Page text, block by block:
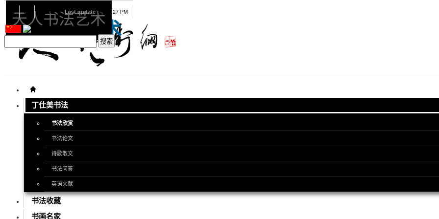
天人书法艺术
丁仕美书法
书法欣赏
书法论文
诗歌散文
书法问答
英语文献
书法收藏
书画名家
08 07 2026 Last update 08:15:27 PM
天人书法艺术